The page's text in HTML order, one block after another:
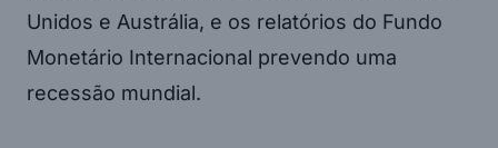
Unidos e Austrália, e os relatórios do Fundo
Monetário Internacional prevendo uma
recessão mundial.